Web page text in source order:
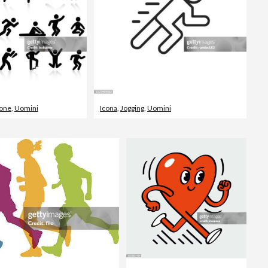
, Uomini Icona Jogging ,Uomini